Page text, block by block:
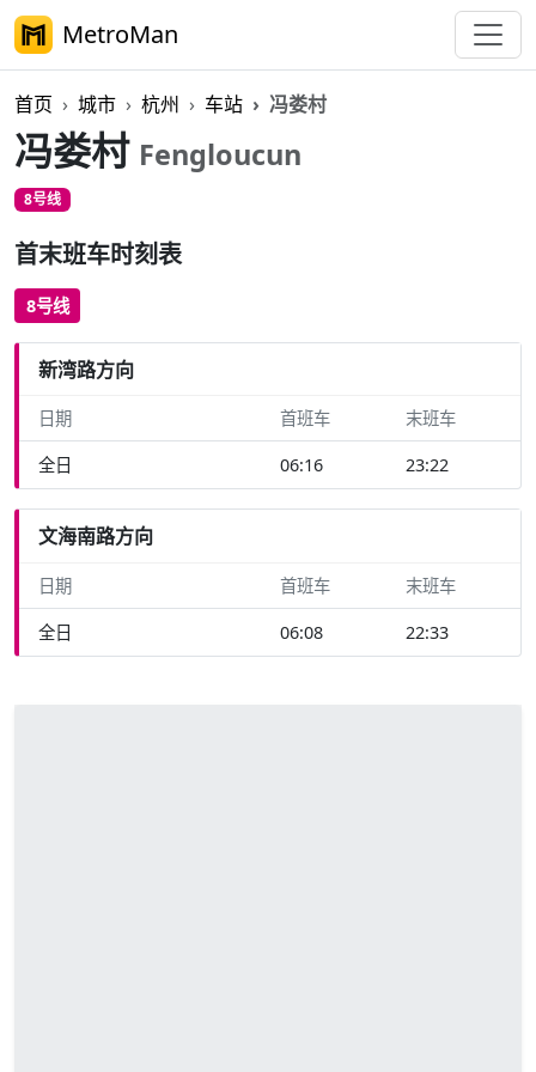
MetroMan
首页 城市 杭州 车站 冯娄村
冯娄村 Fengloucun
8号线
首末班车时刻表
8号线
新湾路方向
日期 首班车 末班车
全日 06:16 23:22
文海南路方向
日期 首班车 末班车
全日 06:08 22:33